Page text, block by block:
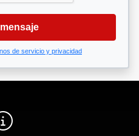
de servicio y privacidad